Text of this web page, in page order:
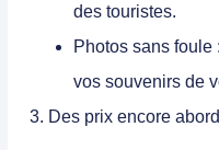
des touristes.
Photos sans foule
vos souvenirs de
3. Des prix encore